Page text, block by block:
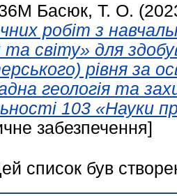
Басюк, Т. О.
робіт з
та світу» для
рівня за
геологія та
103 «Науки
забезпечення]
список був